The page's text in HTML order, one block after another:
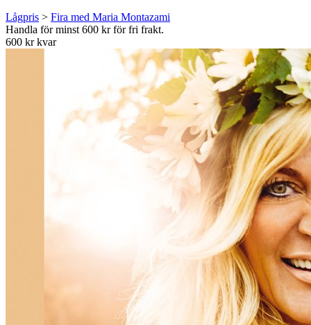
Lågpris > Fira med Maria Montazami
Handla för minst 600 kr för fri frakt.
600 kr kvar